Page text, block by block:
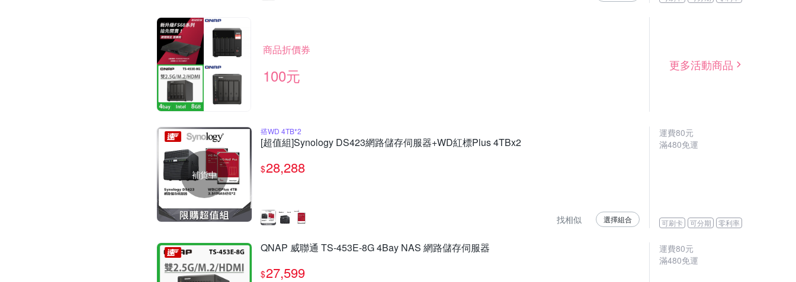
商品折價券
100元
更多活動商品
補貨中
搭WD 4TB*2
[超值組]Synology DS423網路儲存伺服器+WD紅標Plus 4TBx2
$28,288
找相似 選擇組合
運費80元
滿480免運
可刷卡 可分期 零利率
QNAP 威聯通 TS-453E-8G 4Bay NAS 網路儲存伺服器
$27,599
運費80元
滿480免運